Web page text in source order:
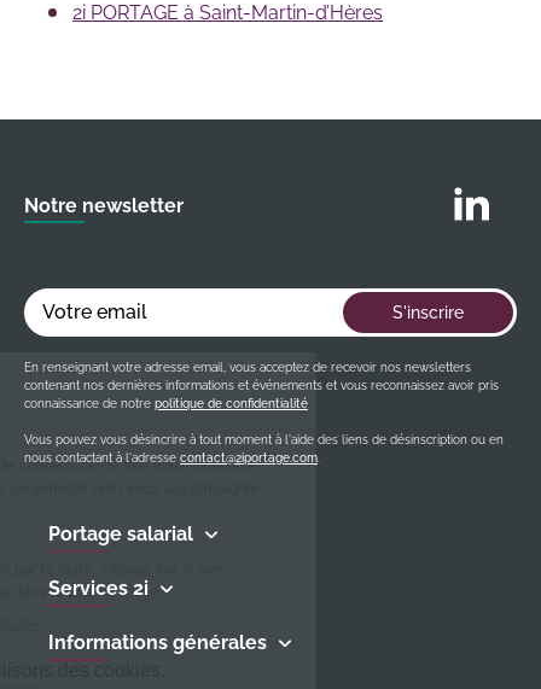
2i PORTAGE à Saint-Martin-d’Hères
Portage salarial
Services 2i
Informations générales
Notre newsletter
Votre email S'inscrire
En renseignant votre adresse email, vous acceptez de recevoir nos newsletters
contenant nos dernières informations et événements et vous reconnaissez avoir pris
connaissance de notre politique de confidentialité
Vous pouvez vous désincrire à tout moment à l'aide des liens de désinscription ou en
nous contactant à l'adresse contact@2iportage.com.
Suivez